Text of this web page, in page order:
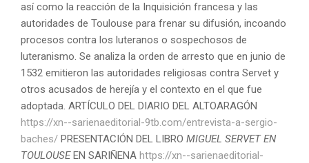
así como la reacción de la Inquisición francesa y las
autoridades de Toulouse para frenar su difusión, incoando
procesos contra los luteranos o sospechosos de
luteranismo. Se analiza la orden de arresto que en junio de
1532 emitieron las autoridades religiosas contra Servet y
otros acusados de herejía y el contexto en el que fue
adoptada. ARTÍCULO DEL DIARIO DEL ALTOARAGÓN
https://xn--sarienaeditorial-9tb.com/entrevista-a-sergio-
baches/ PRESENTACIÓN DEL LIBRO MIGUEL SERVET EN
TOULOUSEEN SARIÑENA https://xn--sarienaeditorial-